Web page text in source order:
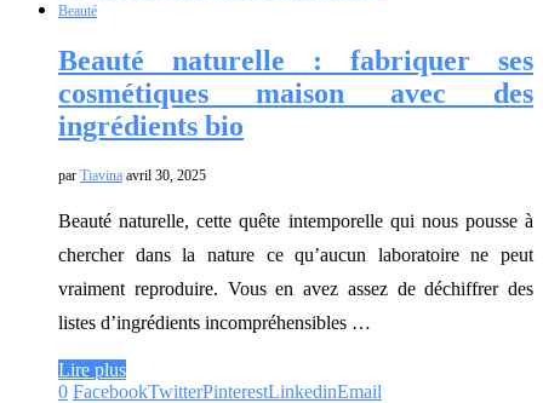
Beauté
Beauté naturelle : fabriquer ses
cosmétiques maison avec des
ingrédients bio
par Tiavina avril 30, 2025
Beauté naturelle, cette quête intemporelle qui nous pousse à
chercher dans la nature ce qu’aucun laboratoire ne peut
vraiment reproduire. Vous en avez assez de déchiffrer des
listes d’ingrédients incompréhensibles …
Lire plus
0 FacebookTwitterPinterestLinkedinEmail